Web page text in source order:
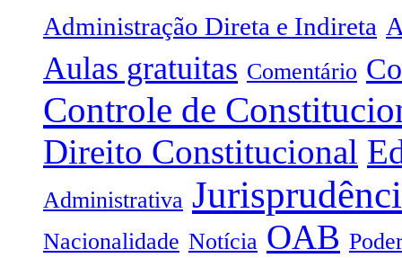
Administração Direta e Indireta
Aulas gratuitas Comentário
Controle de
Direito Constitucional
Administrativa
Nacionalidade Notícia OAB